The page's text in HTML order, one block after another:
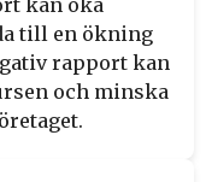
till en ökning
rapport kan
och minska